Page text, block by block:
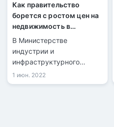
Как правительство
борется с ростом цен на
недвижимость в
Казахстане
В Министерстве
индустрии и
инфраструктурного
развития РК рассказали о
разработке комплекса
1 июн. 2022